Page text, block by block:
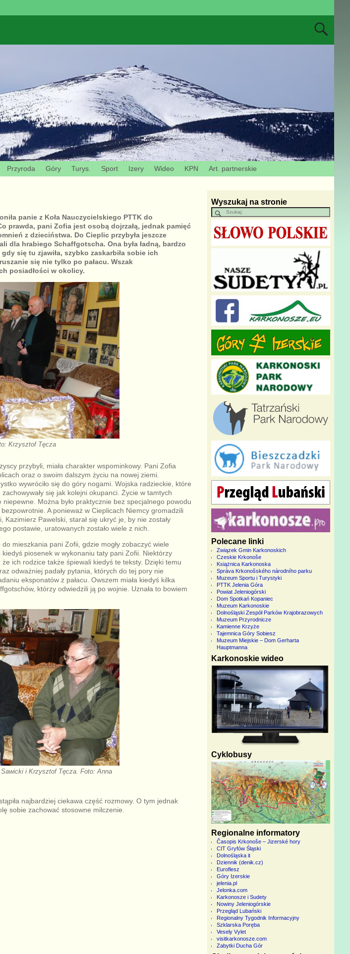
Przyroda Góry Turys. Sport Izery Wideo KPN
Art. partnerskie
panie z Koła Nauczycielskiego PTTK do
prawda, pani Zofia jest osobą dojrzałą, jednak pamięć
z dzieciństwa. Do Cieplic przybyła jeszcze
dla hrabiego Schaffgotscha. Ona była ładną, bardzo
się tu zjawiła, szybko zaskarbiła sobie ich
się nie tylko po pałacu. Wszak
posiadłości w okolicy.
Krzysztof Tęcza
przybyli, miała charakter wspominkowy. Pani Zofia
oraz o swoim dalszym życiu na nowej ziemi.
wywróciło się do góry nogami. Wojska radzieckie, które
się jak kolejni okupanci. Życie w tamtych
niepewne. Można było praktycznie bez specjalnego powodu
A ponieważ w Cieplicach Niemcy gromadzili
Pawelski, starał się ukryć je, by nie zostały
postawie, uratowanych zostało wiele z nich.
mieszkania pani Zofii, gdzie mogły zobaczyć wiele
piosenek w wykonaniu taty pani Zofii. Niektórzy
ich rodzice także śpiewali kiedyś te teksty. Dzięki temu
odważniej padały pytania, których do tej pory nie
eksponatów z pałacu. Owszem miała kiedyś kilka
którzy odwiedzili ją po wojnie. Uznała to bowiem
i Krzysztof Tęcza. Foto: Anna
najbardziej ciekawa część rozmowy. O tym jednak
sobie zachować stosowne milczenie.
Wyszukaj na stronie
Polecane linki
Związek Gmin Karkonoskich
Czeskie Krkonoše
Książnica Karkonoska
Správa Krkonošského národního parku
Muzeum Sportu i Turystyki
PTTK Jelenia Góra
Powiat Jeleniogórski
Dom Spotkań Kopaniec
Muzeum Karkonoskie
Dolnośląski Zespół Parków Krajobrazowych
Muzeum Przyrodnicze
Kamienne Krzyże
Tajemnica Góry Sobiesz
Muzeum Miejskie – Dom Gerharta
Hauptmanna
Karkonoskie wideo
Cyklobusy
Regionalne informatory
Časopis Krkonoše – Jizerské hory
CIT Gryfów Śląski
Dolnośląska it
Dziennik (denik.cz)
Euroflesz
Góry Izerskie
jelenia.pl
Jelonka.com
Karkonosze i Sudety
Nowiny Jeleniogórskie
Przegląd Lubański
Regionalny Tygodnik Informacyjny
Szklarska Poręba
Vesely Vylet
visitkarkonosze.com
Zabytki Ducha Gór